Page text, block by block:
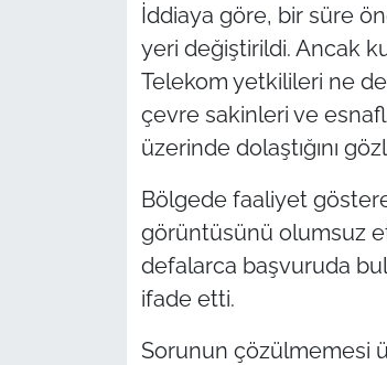
İddiaya göre, bir süre
yeri değiştirildi. Ancak
Telekom yetkilileri ne
çevre sakinleri ve
üzerinde dolaştığını
Bölgede faaliyet
görüntüsünü olumsuz
defalarca başvuruda
ifade etti.
Sorunun çözülmemesi
İş Dünyası
Bilim Teknoloji
English News
Canlı Maç